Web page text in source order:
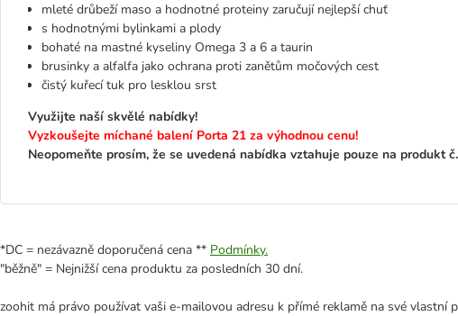
mleté drůbeží maso a hodnotné proteiny zaručují nejlepší chuť
s hodnotnými bylinkami a plody
bohaté na mastné kyseliny Omega 3 a 6 a taurin
brusinky a alfalfa jako ochrana proti zanětům močových cest
čistý kuřecí tuk pro lesklou srst
Využijte naší skvělé nabídky!
Vyzkoušejte míchané balení Porta 21 za výhodnou cenu!
Neopomeňte prosím, že se uvedená nabídka vztahuje pouze na produkt
*DC = nezávazně doporučená cena ** Podmínky.
"běžně" = Nejnižší cena produktu za posledních 30 dní.
zoohit má právo používat vaši e-mailovou adresu k přímé reklamě na své